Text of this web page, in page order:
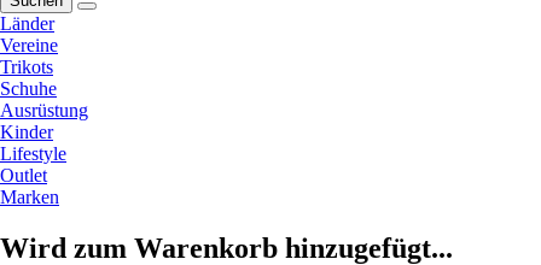
Länder
Vereine
Trikots
Schuhe
Ausrüstung
Kinder
Lifestyle
Outlet
Marken
Wird zum Warenkorb hinzugefügt...